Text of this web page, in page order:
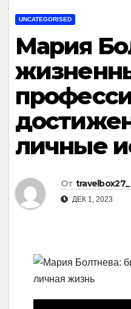
UNCATEGORISED
Мария
личные
От travelbox27_
ДЕК 1, 2023